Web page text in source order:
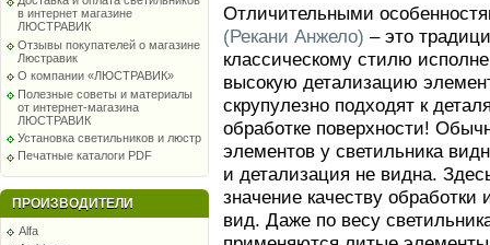
в интернет магазине
ЛЮСТРАВИК
Отзывы покупателей о магазине
Люстравик
О компании «ЛЮСТРАВИК»
Полезные советы и материалы
от интернет-магазина
ЛЮСТРАВИК
Установка светильников и люстр
Печатные каталоги PDF
ПРОИЗВОДИТЕЛИ
Alfa
Отличительными
(Рекани Анжело) – это
классическому стилю
высокую детализацию
скрупулезно подходят к
обработке поверхности!
элементов у светильника
и детализация не видна.
значение качеству
вид. Даже по весу